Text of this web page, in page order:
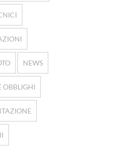
NEWS
OBBLIGHI